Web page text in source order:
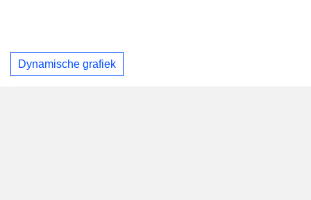
Dynamische grafiek